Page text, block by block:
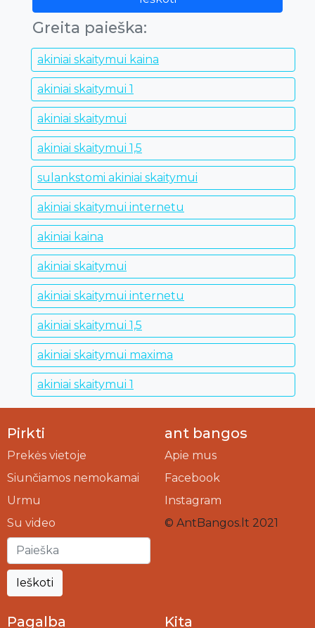
Greita paieška:
akiniai skaitymui kaina
akiniai skaitymui 1
akiniai skaitymui
akiniai skaitymui 1,5
sulankstomi akiniai skaitymui
akiniai skaitymui internetu
akiniai kaina
akiniai skaitymui
akiniai skaitymui internetu
akiniai skaitymui 1,5
akiniai skaitymui maxima
akiniai skaitymui 1
Pirkti
Prekės vietoje
Siunčiamos nemokamai
Urmu
Su video
Ieškoti
ant bangos
Apie mus
Facebook
Instagram
© AntBangos.lt 2021
Pagalba Kita